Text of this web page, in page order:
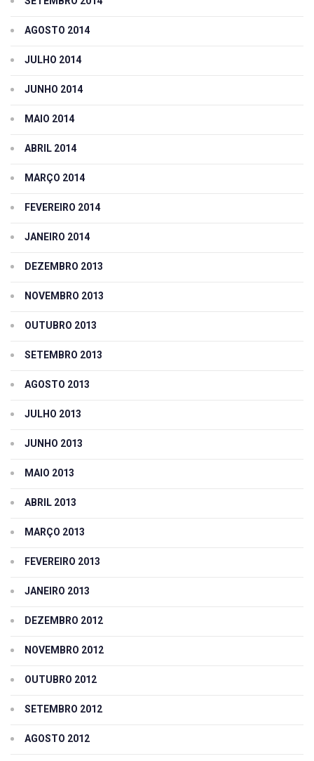
AGOSTO 2014
JULHO 2014
JUNHO 2014
MAIO 2014
ABRIL 2014
MARÇO 2014
FEVEREIRO 2014
JANEIRO 2014
DEZEMBRO 2013
NOVEMBRO 2013
OUTUBRO 2013
SETEMBRO 2013
AGOSTO 2013
JULHO 2013
JUNHO 2013
MAIO 2013
ABRIL 2013
MARÇO 2013
FEVEREIRO 2013
JANEIRO 2013
DEZEMBRO 2012
NOVEMBRO 2012
OUTUBRO 2012
SETEMBRO 2012
AGOSTO 2012